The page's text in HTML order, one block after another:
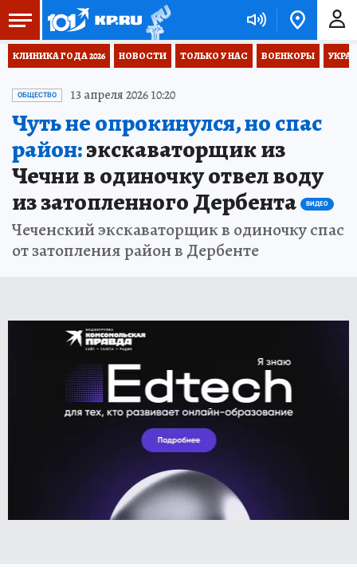
КЛИНИКА ГОДА 2026 НОВОСТИ ТОЛЬКО У НАС ВОЕНКОРЫ
ОБЩЕСТВО 13 апреля 2026 10:20
Чуть не опрокинулся, но спас
район:экскаваторщик из
Чечни в одиночку отвел воду
из затопленного Дербента
ВИДЕО
Чеченский экскаваторщик в одиночку спас
от затопления район в Дербенте